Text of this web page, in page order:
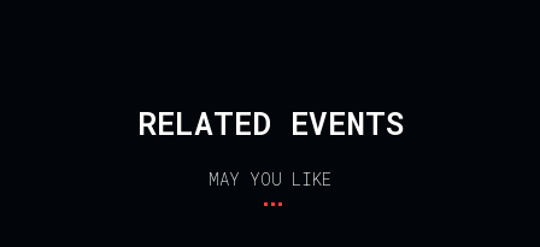
RELATED EVENTS
MAY YOU LIKE